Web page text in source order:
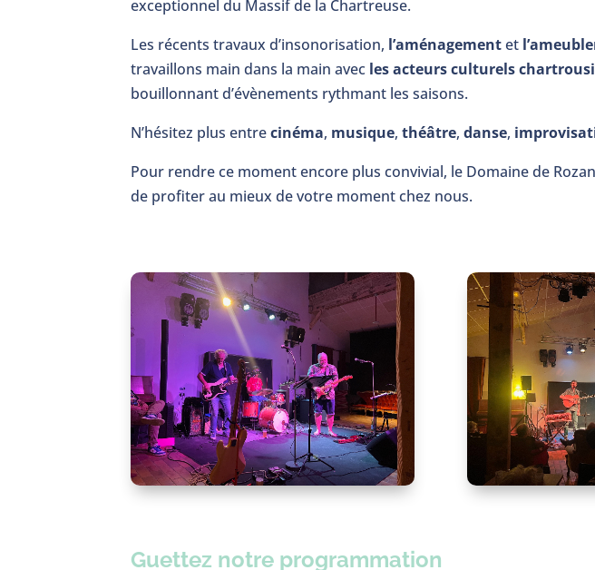
exceptionnel du Massif de la Chartreuse.
Les récents travaux d’insonorisation, l’aménagementet
travaillons main dans la main avec les acteurs culturels
bouillonnant d’évènements rythmant les saisons.
N’hésitez plus entrecinéma, musique,théâtre,danse,
Pour rendre ce moment encore plus convivial, le Domaine de
de profiter au mieux de votre moment chez nous.
Guettez notre programmation